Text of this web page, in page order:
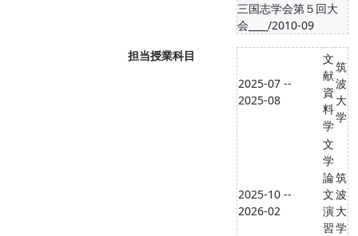
三国志学会第５回大
会____/2010-09
担当授業科目
2025-07 --
2025-08
文
献
資
料
学
筑
波
大
学
2025-10 --
2026-02
文
学
論
文
演
習
筑
波
大
学